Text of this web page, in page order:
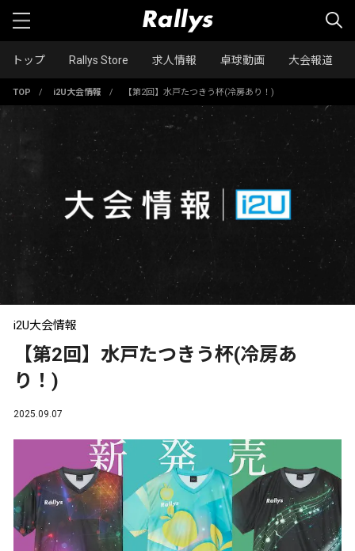
トップ Rallys Store 求人情報 卓球動画 大会報道
TOP / i2U大会情報 / 【第2回】水戸たつきう杯(冷房あり！)
i2U大会情報
【第2回】水戸たつきう杯(冷房あ
り！)
2025.09.07